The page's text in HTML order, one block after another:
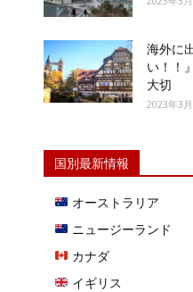
海外に
い！！
大切
2023年3
国別最新情報
オーストラリア
ニュージーランド
カナダ
イギリス